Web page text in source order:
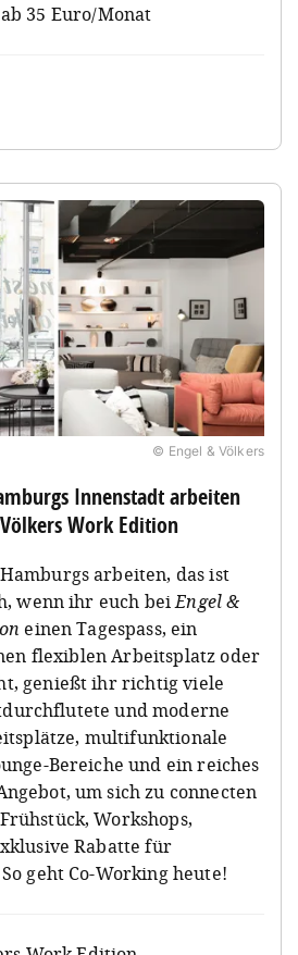
35 Euro/Monat
© Engel & Völkers
Innenstadt arbeiten
Work Edition
arbeiten, das ist
wenn ihr euch beiEngel &
einen Tagespass, ein
flexiblen Arbeitsplatz oder
genießt ihr richtig viele
und moderne
multifunktionale
Bereiche und ein reiches
um sich zu connecten
Workshops,
Rabatte für
geht Co-Working heute!